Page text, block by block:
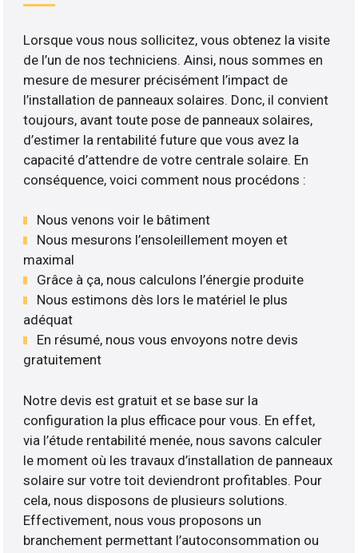
Lorsque vous nous sollicitez, vous obtenez la visite
de l’un de nos techniciens. Ainsi, nous sommes en
mesure de mesurer précisément l’impact de
l’installation de panneaux solaires. Donc, il convient
toujours, avant toute pose de panneaux solaires,
d’estimer la rentabilité future que vous avez la
capacité d’attendre de votre centrale solaire. En
conséquence, voici comment nous procédons :
Nous venons voir le bâtiment
Nous mesurons l’ensoleillement moyen et
maximal
Grâce à ça, nous calculons l’énergie produite
Nous estimons dès lors le matériel le plus
adéquat
En résumé, nous vous envoyons notre devis
gratuitement
Notre devis est gratuit et se base sur la
configuration la plus efficace pour vous. En effet,
via l’étude rentabilité menée, nous savons calculer
le moment où les travaux d’installation de panneaux
solaire sur votre toit deviendront profitables. Pour
cela, nous disposons de plusieurs solutions.
Effectivement, nous vous proposons un
branchement permettant l’autoconsommation ou